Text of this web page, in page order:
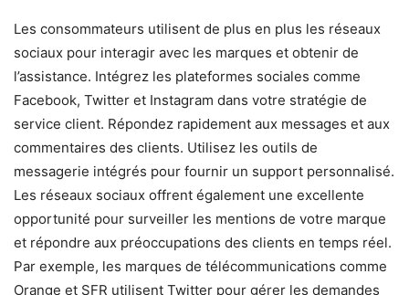
Les consommateurs utilisent de plus en plus les réseaux
sociaux pour interagir avec les marques et obtenir de
l’assistance. Intégrez les plateformes sociales comme
Facebook, Twitter et Instagram dans votre stratégie de
service client. Répondez rapidement aux messages et aux
commentaires des clients. Utilisez les outils de
messagerie intégrés pour fournir un support personnalisé.
Les réseaux sociaux offrent également une excellente
opportunité pour surveiller les mentions de votre marque
et répondre aux préoccupations des clients en temps réel.
Par exemple, les marques de télécommunications comme
Orange et SFR utilisent Twitter pour gérer les demandes